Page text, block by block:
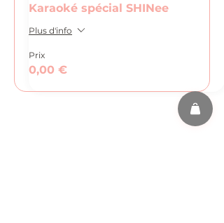
Karaoké spécial SHINee
Plus d'info
Prix
0,00 €